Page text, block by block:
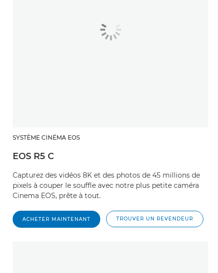
SYSTÈME CINÉMA EOS
EOS R5 C
Capturez des vidéos 8K et des photos de 45 millions de
pixels à couper le souffle avec notre plus petite caméra
Cinema EOS, prête à tout.
ACHETER MAINTENANT TROUVER UN REVENDEUR